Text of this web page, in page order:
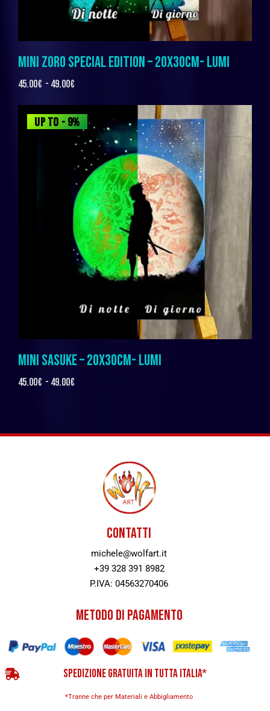
MINI ZORO SPECIAL EDITION – 20X30CM- LUMI
45.00€ - 49.00€
UP TO - 9%
MINI SASUKE – 20X30CM- LUMI
45.00€ - 49.00€
CONTATTI
michele@wolfart.it
+39 328 391 8982
P.IVA: 04563270406
METODO DI PAGAMENTO
SPEDIZIONE GRATUITA IN TUTTA ITALIA*
*Tranne che per Materiali e Abbigliamento